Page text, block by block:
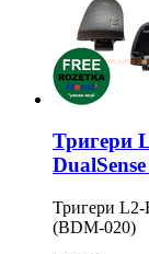
Тригери
Тригери L2-
(BDM-020)